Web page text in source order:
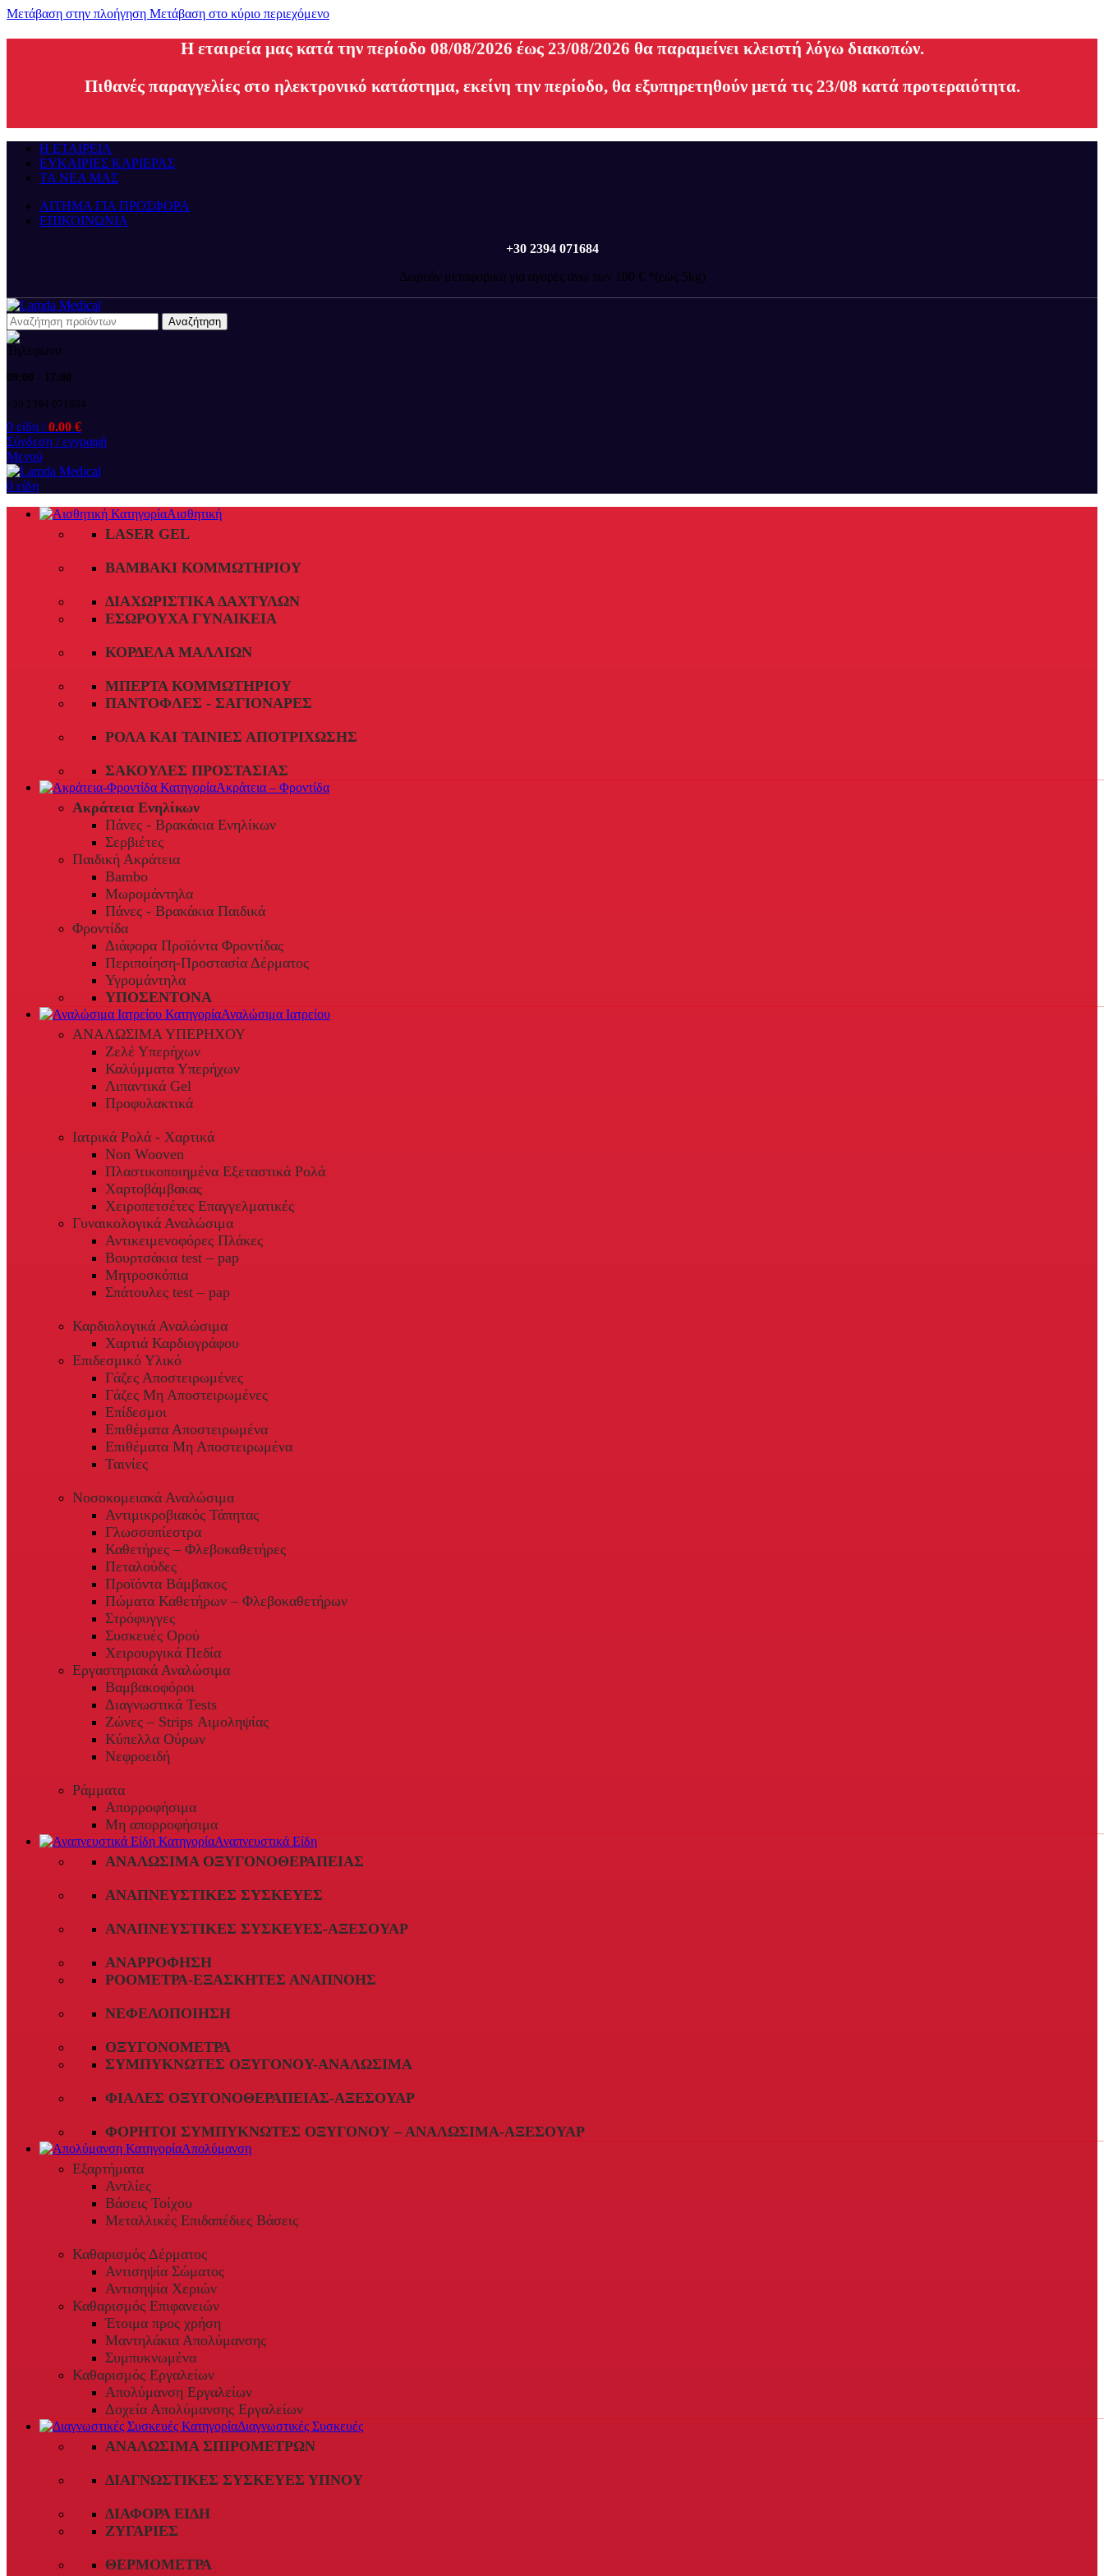
Μετάβαση στην πλοήγηση Μετάβαση στο κύριο περιεχόμενο
H εταιρεία μας κατά την περίοδο 08/08/2026 έως 23/08/2026 θα παραμείνει κλειστή λόγω διακοπών.
Πιθανές παραγγελίες στο ηλεκτρονικό κατάστημα, εκείνη την περίοδο, θα εξυπηρετηθούν μετά τις 23/08 κατά προτεραιότητα.
Η ΕΤΑΙΡΕΙΑ
ΕΥΚΑΙΡΙΕΣ ΚΑΡΙΕΡΑΣ
ΤΑ ΝΕΑ ΜΑΣ
ΑΙΤΗΜΑ ΓΙΑ ΠΡΟΣΦΟΡΑ
ΕΠΙΚΟΙΝΩΝΙΑ
+30 2394 071684
Δωρεάν μεταφορικά για αγορές άνω των 100 € *(εώς 5kg)
Αναζήτηση
09:00 - 17:00
+30 2394 071684
0 είδη / 0.00 €
Σύνδεση / εγγραφή
Μενού
0 είδη
Αισθητική
LASER GEL
ΒΑΜΒΆΚΙ ΚΟΜΜΩΤΗΡΊΟΥ
ΔΙΑΧΩΡΙΣΤΙΚΆ ΔΑΧΤΎΛΩΝ
ΕΣΏΡΟΥΧΑ ΓΥΝΑΙΚΕΊΑ
ΚΟΡΔΈΛΑ ΜΑΛΛΙΏΝ
ΜΠΈΡΤΑ ΚΟΜΜΩΤΗΡΊΟΥ
ΠΑΝΤΌΦΛΕΣ - ΣΑΓΙΟΝΆΡΕΣ
ΡΟΛΆ ΚΑΙ ΤΑΙΝΊΕΣ ΑΠΟΤΡΊΧΩΣΗΣ
ΣΑΚΟΎΛΕΣ ΠΡΟΣΤΑΣΊΑΣ
Ακράτεια – Φροντίδα
Ακράτεια Ενηλίκων
Πάνες - Βρακάκια Ενηλίκων
Σερβιέτες
Παιδική Ακράτεια
Bambo
Μωρομάντηλα
Πάνες - Βρακάκια Παιδικά
Φροντίδα
Διάφορα Προϊόντα Φροντίδας
Περιποίηση-Προστασία Δέρματος
Υγρομάντηλα
ΥΠΟΣΕΝΤΟΝΑ
Αναλώσιμα Ιατρείου
ΑΝΑΛΩΣΙΜΑ ΥΠΕΡΗΧΟΥ
Ζελέ Υπερήχων
Καλύμματα Υπερήχων
Λιπαντικά Gel
Προφυλακτικά
Ιατρικά Ρολά - Χαρτικά
Non Wooven
Πλαστικοποιημένα Εξεταστικά Ρολά
Χαρτοβάμβακας
Χειροπετσέτες Επαγγελματικές
Γυναικολογικά Αναλώσιμα
Αντικειμενοφόρες Πλάκες
Βουρτσάκια test – pap
Μητροσκόπια
Σπάτουλες test – pap
Καρδιολογικά Αναλώσιμα
Χαρτιά Καρδιογράφου
Επιδεσμικό Υλικό
Γάζες Αποστειρωμένες
Γάζες Μη Αποστειρωμένες
Επίδεσμοι
Επιθέματα Αποστειρωμένα
Επιθέματα Μη Αποστειρωμένα
Ταινίες
Νοσοκομειακά Αναλώσιμα
Αντιμικροβιακός Τάπητας
Γλωσσοπίεστρα
Καθετήρες – Φλεβοκαθετήρες
Πεταλούδες
Προϊόντα Βάμβακος
Πώματα Καθετήρων – Φλεβοκαθετήρων
Στρόφυγγες
Συσκευές Ορού
Χειρουργικά Πεδία
Εργαστηριακά Αναλώσιμα
Βαμβακοφόροι
Διαγνωστικά Tests
Ζώνες – Strips Αιμοληψίας
Κύπελλα Ούρων
Νεφροειδή
Ράμματα
Απορροφήσιμα
Μη απορροφήσιμα
Αναπνευστικά Είδη
ΑΝΑΛΏΣΙΜΑ ΟΞΥΓΟΝΟΘΕΡΑΠΕΊΑΣ
ΑΝΑΠΝΕΥΣΤΙΚΈΣ ΣΥΣΚΕΥΈΣ
ΑΝΑΠΝΕΥΣΤΙΚΈΣ ΣΥΣΚΕΥΈΣ-ΑΞΕΣΟΥΆΡ
ΑΝΑΡΡΌΦΗΣΗ
ΡΟΌΜΕΤΡΑ-ΕΞΑΣΚΗΤΈΣ ΑΝΑΠΝΟΉΣ
ΝΕΦΕΛΟΠΟΊΗΣΗ
ΟΞΥΓΟΝΌΜΕΤΡΑ
ΣΥΜΠΥΚΝΩΤΈΣ ΟΞΥΓΌΝΟΥ-ΑΝΑΛΏΣΙΜΑ
ΦΙΆΛΕΣ ΟΞΥΓΟΝΟΘΕΡΑΠΕΊΑΣ-ΑΞΕΣΟΥΆΡ
ΦΟΡΗΤΟΊ ΣΥΜΠΥΚΝΩΤΈΣ ΟΞΥΓΌΝΟΥ – ΑΝΑΛΏΣΙΜΑ-ΑΞΕΣΟΥΆΡ
Απολύμανση
Εξαρτήματα
Αντλίες
Βάσεις Τοίχου
Μεταλλικές Επιδαπέδιες Βάσεις
Καθαρισμός Δέρματος
Αντισηψία Σώματος
Αντισηψία Χεριών
Καθαρισμός Επιφανειών
Έτοιμα προς χρήση
Μαντηλάκια Απολύμανσης
Συμπυκνωμένα
Καθαρισμός Εργαλείων
Απολύμανση Εργαλείων
Δοχεία Απολύμανσης Εργαλείων
Διαγνωστικές Συσκευές
ΑΝΑΛΏΣΙΜΑ ΣΠΙΡΟΜΈΤΡΩΝ
ΔΙΑΓΝΩΣΤΙΚΈΣ ΣΥΣΚΕΥΈΣ ΎΠΝΟΥ
ΔΙΆΦΟΡΑ ΕΊΔΗ
ΖΥΓΑΡΙΈΣ
ΘΕΡΜΌΜΕΤΡΑ